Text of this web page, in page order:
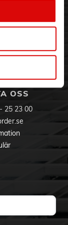
& Felleverans
OSS
25 23 00